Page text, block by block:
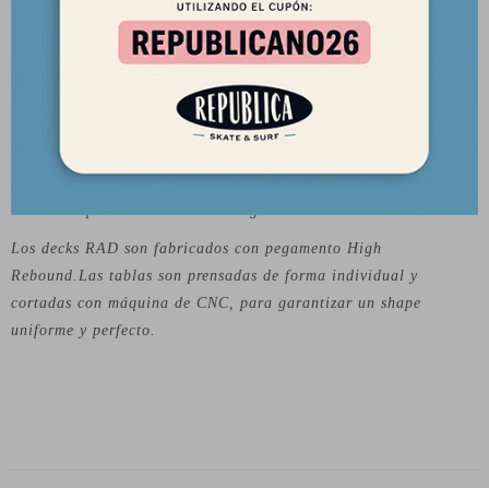
RAD es una marca de origen Australiana, que logra un
excelente balance de calidad y precio en sus productos. Los
decks de skate RAD son de calidad profesional y pueden ser
Los decks RAD son fabricados con pegamento High
Rebound.Las tablas son prensadas de forma individual y
cortadas con máquina de CNC, para garantizar un shape
uniforme y perfecto.